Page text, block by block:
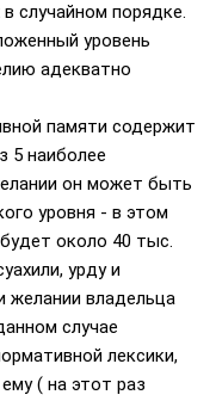
случайном порядке.
уровень
адекватно
памяти содержит
5 наиболее
он может быть
уровня - в этом
около 40 тыс.
урду и
желании владельца
случае
лексики,
( на этот раз